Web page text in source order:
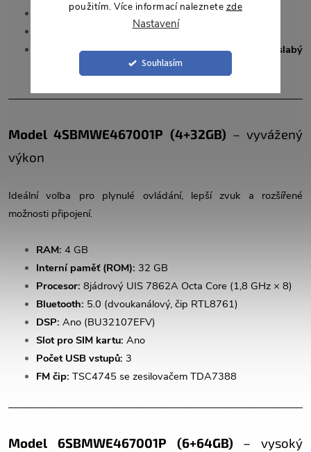
použitím. Více informací naleznete zde
Nastavení
Souhlasím
Slot pro SIM kartu:Ne
Integrovaný se zesilovačem YD7388
(slabý
Model 4SBMWE467001P (4+32GB) – vyvážený
výkon
Ideální volba pro plynulé ovládání, lepší zvuk a rozšířené
možnosti připojení.
RAM: 4 GB
Interní paměť (ROM): 32 GB
Procesor: 8jádrový UIS 7862A Octa Core (1,8 GHz × 8)
Bluetooth: 5.0 (dvoukanálový, čip RTL8761)
DSP: Ano (BU32107EFV)
Slot pro SIM kartu: Ano
Počet USB vstupů: 3
FM čip: TSC4745 se zesilovačem TDA7388
Model 6SBMWE467001P (6+64GB) – vysoký